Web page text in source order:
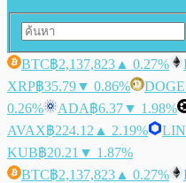
BTC฿2,137,823 ▲ 0.27%
XRP฿35.79▼ 0.86% DOGE
0.26%
ADA฿6.37▼ 1.98%
AVAX฿224.12 ▲ 2.19%
KUB฿20.21 ▼ 1.87%
BTC฿2,137,823 ▲ 0.27%